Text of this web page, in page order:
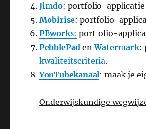
Jimdo: portfolio-applicatie
Mobirise: portfolio-
PBworks: portfolio-
PebblePad enWatermark:
kwaliteitscriteria.
YouTubekanaal: maak je
Onderwijskundige